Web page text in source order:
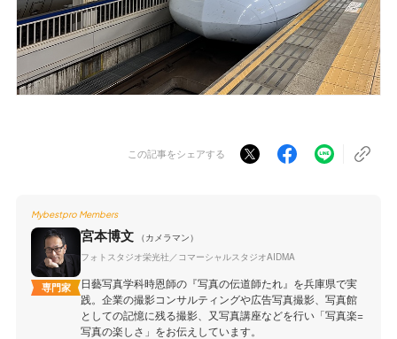
この記事をシェアする
Mybestpro Members
専門家
宮本博文
（カメラマン）
フォトスタジオ栄光社／コマーシャルスタジオAIDMA
日藝写真学科時恩師の『写真の伝道師たれ』を兵庫県で実
践。企業の撮影コンサルティングや広告写真撮影、写真館
としての記憶に残る撮影、又写真講座などを行い「写真楽=
写真の楽しさ」をお伝えしています。